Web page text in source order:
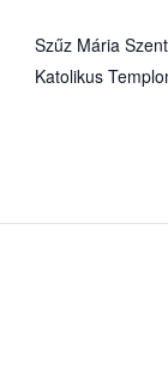
Szűz Mária
Katolikus